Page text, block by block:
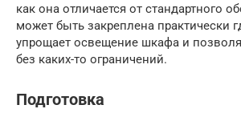
как она отличается от стандартного
может быть закреплена практически
упрощает освещение шкафа и
без каких-то ограничений.
Подготовка